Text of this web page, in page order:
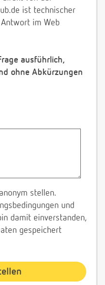
ist technischer
im Web
ausführlich,
ohne Abkürzungen
stellen.
und
damit einverstanden,
gespeichert